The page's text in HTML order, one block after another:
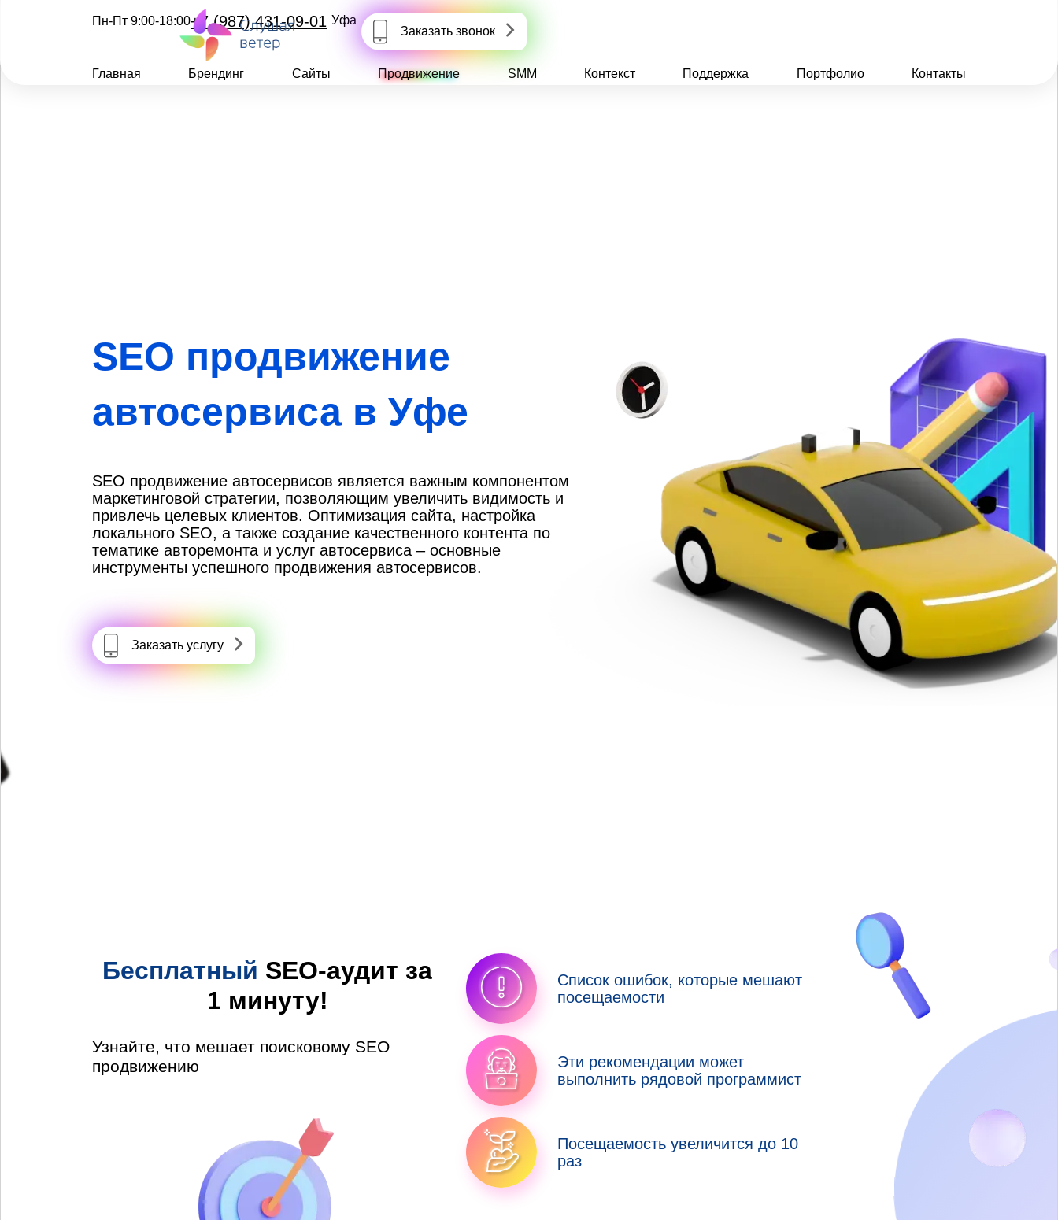
Пн-Пт 9:00-18:00+7 (987) 431-09-01 Уфа
Заказать звонок
Главная Брендинг Сайты Продвижение SMM Контекст Поддержка Портфолио Контакты
SEO продвижение
автосервиса в Уфе
SEO продвижение автосервисов является важным компонентом
маркетинговой стратегии, позволяющим увеличить видимость и
привлечь целевых клиентов. Оптимизация сайта, настройка
локального SEO, а также создание качественного контента по
тематике авторемонта и услуг автосервиса – основные
инструменты успешного продвижения автосервисов.
Заказать услугу
Бесплатный SEO-аудит за
1 минуту!
Узнайте, что мешает поисковому SEO
продвижению
Список ошибок, которые мешают
посещаемости
Эти рекомендации может
выполнить рядовой программист
Посещаемость увеличится до 10
раз